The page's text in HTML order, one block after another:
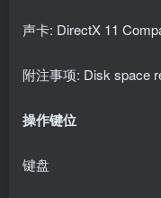
声卡: DirectX 11
附注事项: Disk space
操作键位
键盘